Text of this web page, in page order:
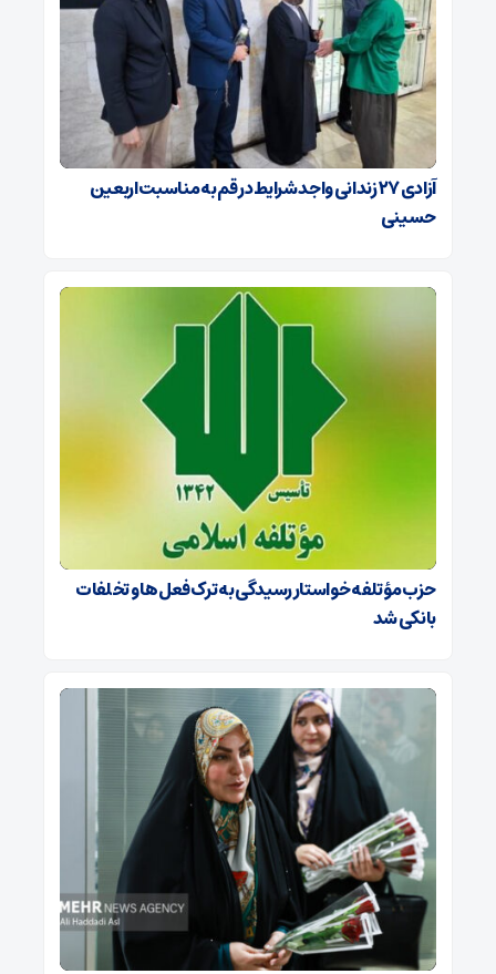
آزادی ۲۷ زندانی واجد شرایط در قم به مناسبت اربعین
حسینی
حزب مؤتلفه خواستار رسیدگی به ترک فعل‌ها و تخلفات
بانکی شد